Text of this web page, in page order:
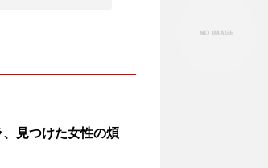
、見つけた女性の煩